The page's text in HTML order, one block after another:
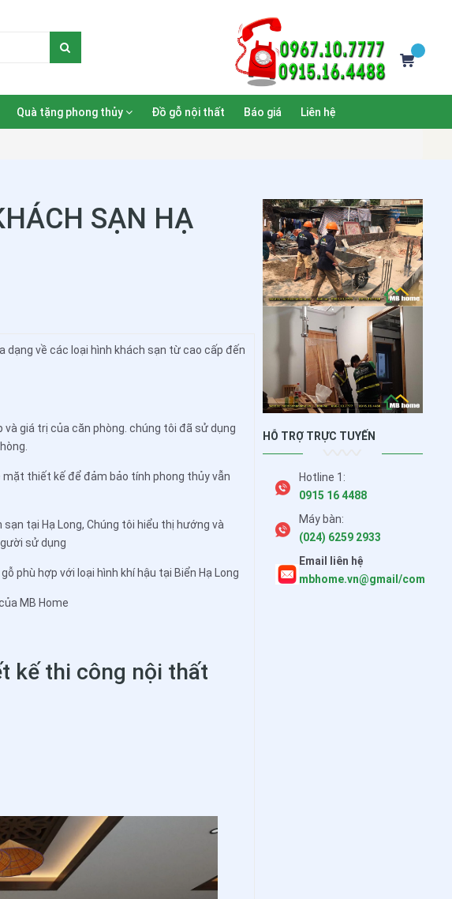
Quà tặng phong thủy Đồ gỗ nội thất Báo giá Liên hệ
SẠN HẠ
về các loại hình khách sạn từ cao cấp đến
giá trị của căn phòng. chúng tôi đã sử dụng
thiết kế để đảm bảo tính phong thủy vẫn
tại Hạ Long, Chúng tôi hiểu thị hướng và
sử dụng
phù hợp với loại hình khí hậu tại Biển Hạ Long
MB Home
kế thi công nội thất
HỖ TRỢ TRỰC TUYẾN
Hotline 1:
0915 16 4488
Máy bàn:
(024) 6259 2933
Email liên hệ
mbhome.vn@gmail/com